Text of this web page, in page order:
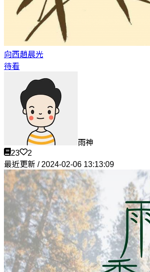
向西趙晨光
待看
雨神
23
2
最近更新 / 2024-02-06 13:13:09